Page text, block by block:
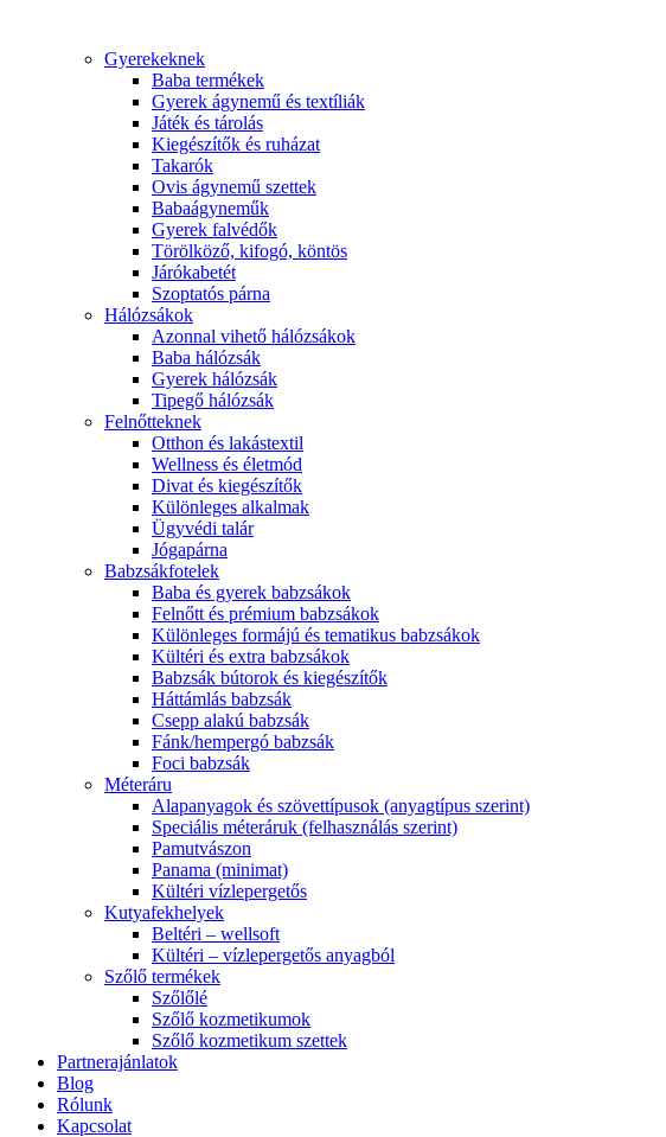
Gyerekeknek
Baba termékek
Gyerek ágynemű és textíliák
Játék és tárolás
Kiegészítők és ruházat
Takarók
Ovis ágynemű szettek
Babaágyneműk
Gyerek falvédők
Törölköző, kifogó, köntös
Járókabetét
Szoptatós párna
Hálózsákok
Azonnal vihető hálózsákok
Baba hálózsák
Gyerek hálózsák
Tipegő hálózsák
Felnőtteknek
Otthon és lakástextil
Wellness és életmód
Divat és kiegészítők
Különleges alkalmak
Ügyvédi talár
Jógapárna
Babzsákfotelek
Baba és gyerek babzsákok
Felnőtt és prémium babzsákok
Különleges formájú és tematikus babzsákok
Kültéri és extra babzsákok
Babzsák bútorok és kiegészítők
Háttámlás babzsák
Csepp alakú babzsák
Fánk/hempergó babzsák
Foci babzsák
Méteráru
Alapanyagok és szövettípusok (anyagtípus szerint)
Speciális méteráruk (felhasználás szerint)
Pamutvászon
Panama (minimat)
Kültéri vízlepergetős
Kutyafekhelyek
Beltéri – wellsoft
Kültéri – vízlepergetős anyagból
Szőlő termékek
Szőlőlé
Szőlő kozmetikumok
Szőlő kozmetikum szettek
Partnerajánlatok
Blog
Rólunk
Kapcsolat